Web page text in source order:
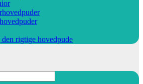
rigtige hovedpude